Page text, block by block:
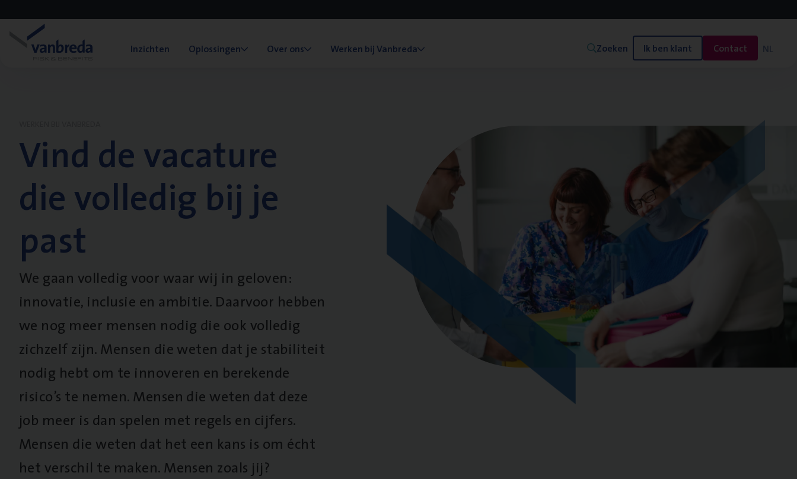
Inzichten Oplossingen Over ons Werken bij Vanbreda Zoeken Ik ben klant Contact NL
Vind de vacature
die volledig bij je
past
We gaan volledig voor waar wij in geloven:
innovatie, inclusie en ambitie. Daarvoor hebben
we nog meer mensen nodig die ook volledig
zichzelf zijn. Mensen die weten dat je stabiliteit
nodig hebt om te innoveren en berekende
risico’s te nemen. Mensen die weten dat deze
job meer is dan spelen met regels en cijfers.
Mensen die weten dat het een kans is om écht
het verschil te maken. Mensen zoals jij?